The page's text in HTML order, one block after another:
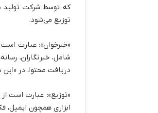
که توسط شرکت تولید
توزیع می‌شود.
«خبرخوان»:عبارت است
شامل، خبرنگاران،
دریافت محتوا، در
«توزیع»: عبارت است
ابزاری همچون ایمیل،